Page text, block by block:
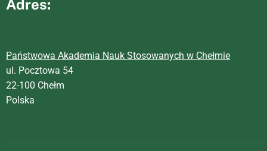
Adres:
Państwowa Akademia Nauk Stosowanych w Chełmie
ul. Pocztowa 54
22-100 Chełm
Polska